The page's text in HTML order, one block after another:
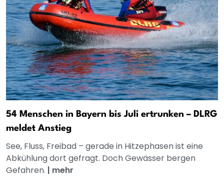
54 Menschen in Bayern bis Juli ertrunken – DLRG
meldet Anstieg
See, Fluss, Freibad – gerade in Hitzephasen ist eine
Abkühlung dort gefragt. Doch Gewässer bergen
Gefahren. | mehr